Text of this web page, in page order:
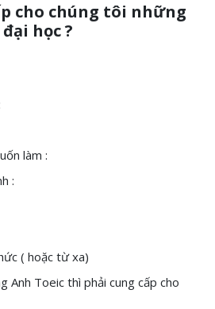
cho chúng tôi những
học ?
làm :
:
( hoặc từ xa)
Anh Toeic thì phải cung cấp cho